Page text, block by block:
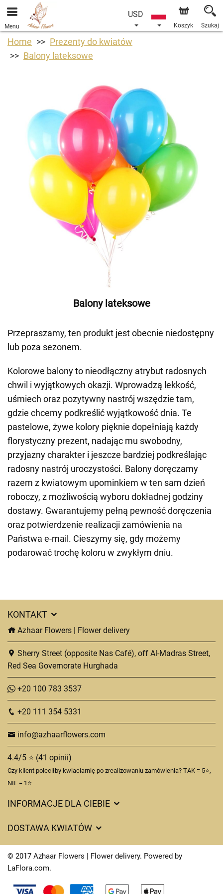
Menu
USD
Koszyk Szukaj
Home
Prezenty do kwiatów
Balony lateksowe
Balony lateksowe
Przepraszamy, ten produkt jest obecnie niedostępny
lub poza sezonem.
Kolorowe balony to nieodłączny atrybut radosnych
chwil i wyjątkowych okazji. Wprowadzą lekkość,
uśmiech oraz pozytywny nastrój wszędzie tam,
gdzie chcemy podkreślić wyjątkowość dnia. Te
pastelowe, żywe kolory pięknie dopełniają każdy
florystyczny prezent, nadając mu swobodny,
przyjazny charakter i jeszcze bardziej podkreślając
radosny nastrój uroczystości. Balony doręczamy
razem z kwiatowym upominkiem w ten sam dzień
roboczy, z możliwością wyboru dokładnej godziny
dostawy. Gwarantujemy pełną pewność doręczenia
oraz potwierdzenie realizacji zamówienia na
Państwa e-mail. Cieszymy się, gdy możemy
podarować trochę koloru w zwykłym dniu.
KONTAKT
Azhaar Flowers | Flower delivery
Sherry Street (opposite Nas Café), off Al-Madras Street,
Red Sea Governorate Hurghada
+20 100 783 3537
+20 111 354 5331
info@azhaarflowers.com
4.4/5 ⭐ (41 opinii)
Czy klient poleciłby kwiaciarnię po zrealizowaniu zamówienia? TAK = 5⭐,
NIE = 1⭐
INFORMACJE DLA CIEBIE
DOSTAWA KWIATÓW
Ciasteczka
Kontakt
© 2017 Azhaar Flowers | Flower delivery. Powered by
LaFlora.com.